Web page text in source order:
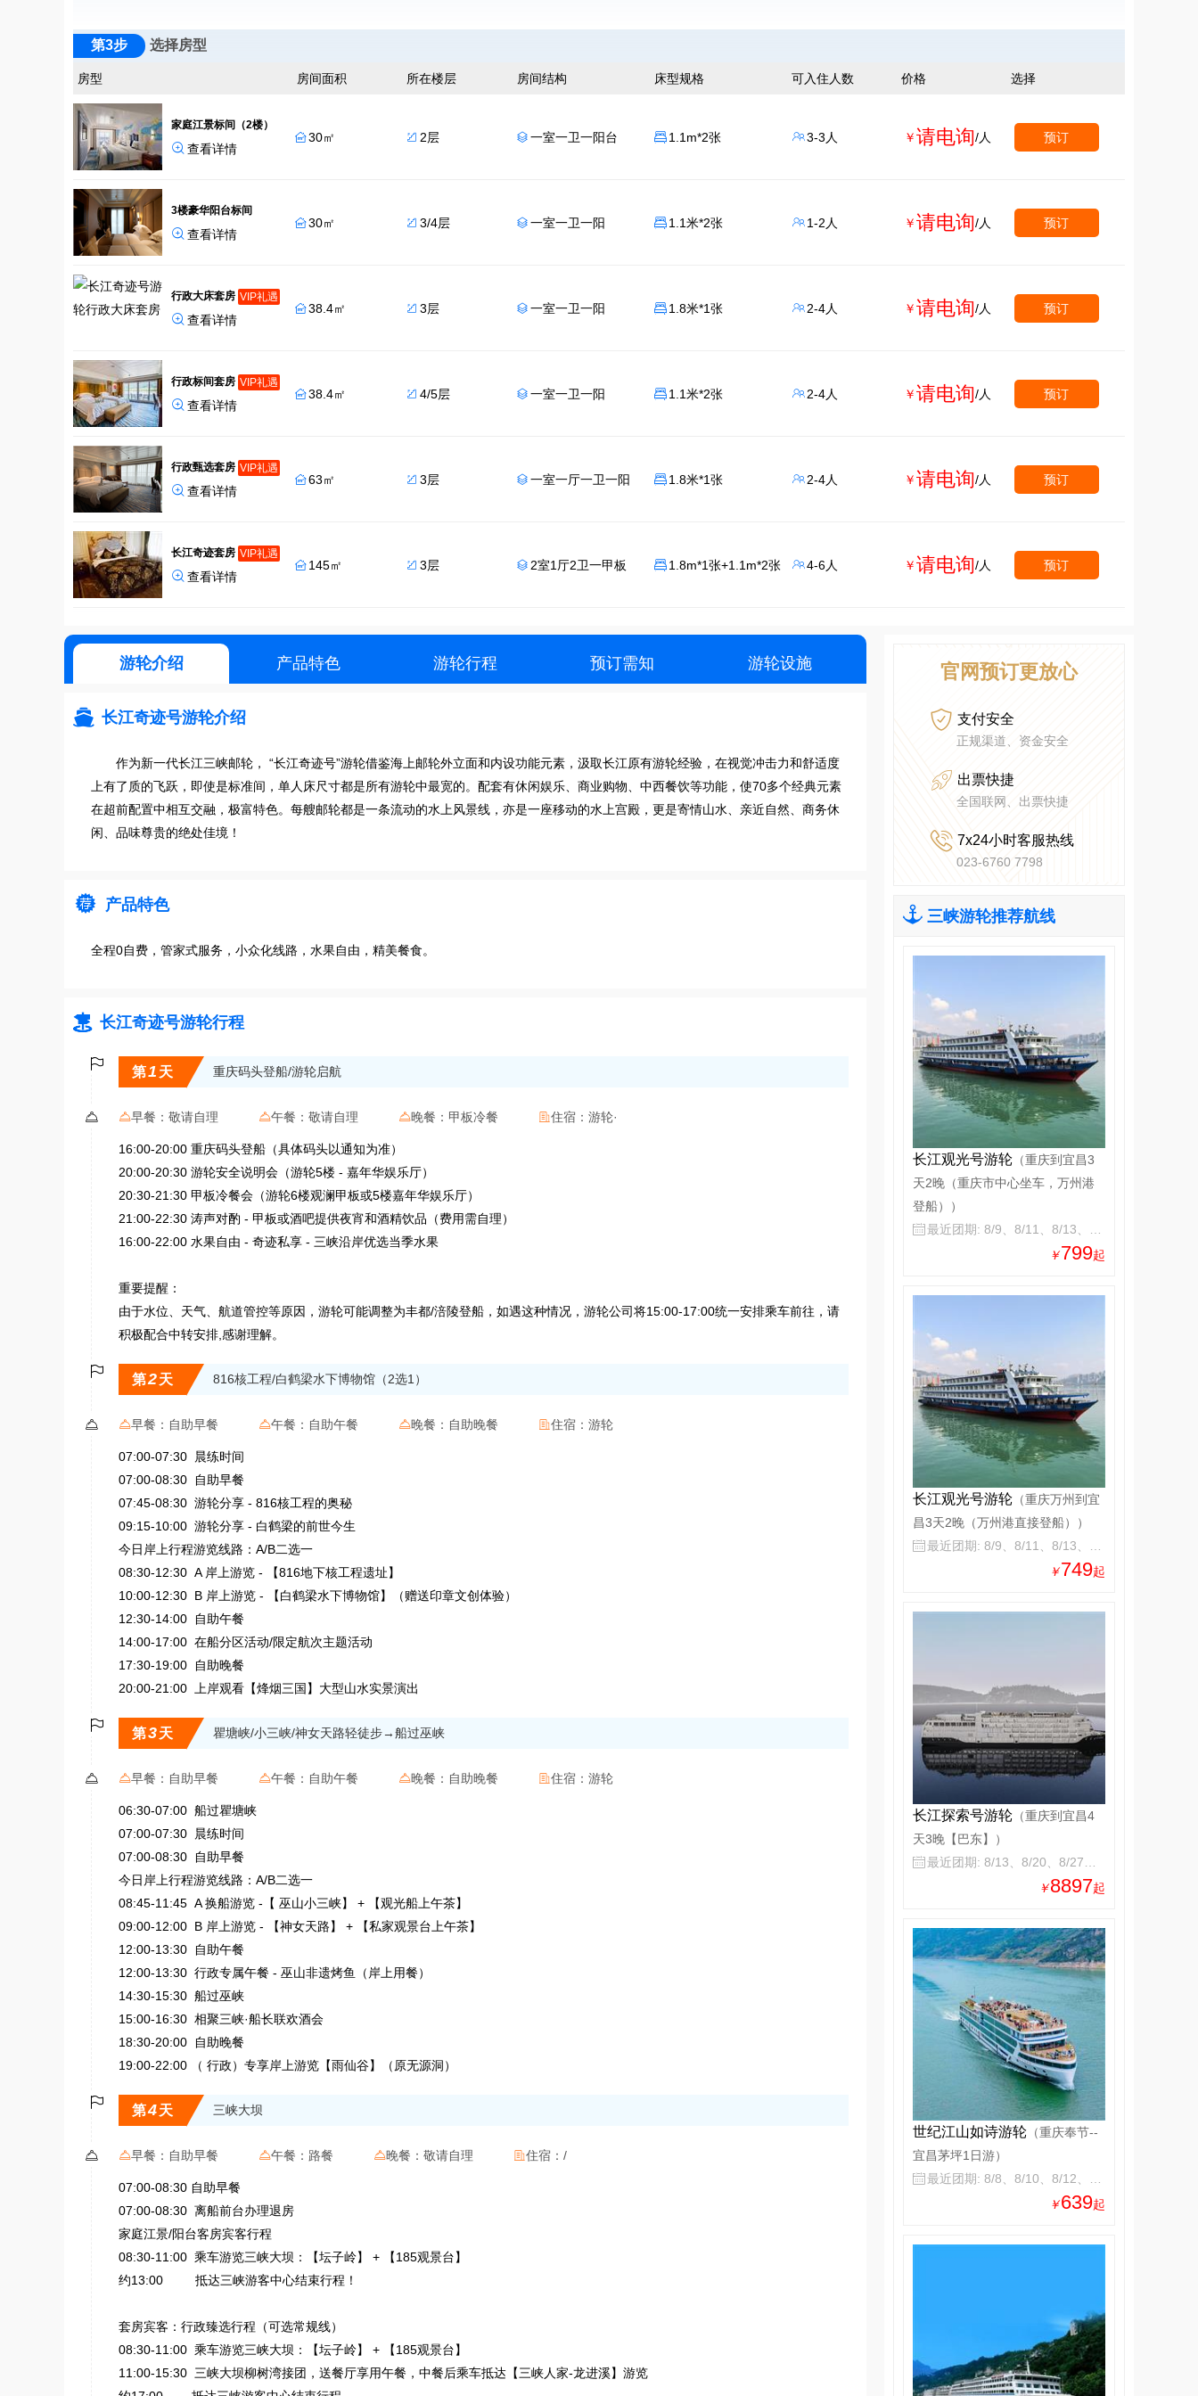
第3步 选择房型
房型 房间面积 所在楼层 房间结构 床型规格 可入住人数 价格 选择
家庭江景标间（2楼）
 查看详情
30㎡  2层  一室一卫一阳台  1.1m*2张 3-3人 ￥请电询/人 预订
3楼豪华阳台标间
 查看详情
30㎡  3/4层  一室一卫一阳  1.1米*2张  1-2人 ￥请电询/人 预订
行政大床套房 VIP礼遇
 查看详情
38.4㎡  3层  一室一卫一阳  1.8米*1张  2-4人 ￥请电询/人 预订
行政标间套房 VIP礼遇
 查看详情
38.4㎡  4/5层  一室一卫一阳  1.1米*2张  2-4人 ￥请电询/人 预订
行政甄选套房 VIP礼遇
 查看详情
63㎡  3层  一室一厅一卫一阳  1.8米*1张  2-4人 ￥请电询/人 预订
长江奇迹套房 VIP礼遇
 查看详情
 145㎡  3层  2室1厅2卫一甲板  1.8m*1张+1.1m*2张 4-6人 ￥请电询/人 预订
游轮介绍 产品特色 游轮行程 预订需知 游轮设施
 长江奇迹号游轮介绍
作为新一代长江三峡邮轮， “长江奇迹号”游轮借鉴海上邮轮外立面和内设功能元素，汲取长江原有游轮经验，在视觉冲击力和舒适度
上有了质的飞跃，即使是标准间，单人床尺寸都是所有游轮中最宽的。配套有休闲娱乐、商业购物、中西餐饮等功能，使70多个经典元素
在超前配置中相互交融，极富特色。每艘邮轮都是一条流动的水上风景线，亦是一座移动的水上宫殿，更是寄情山水、亲近自然、商务休
闲、品味尊贵的绝处佳境！
 产品特色
全程0自费，管家式服务，小众化线路，水果自由，精美餐食。
 长江奇迹号游轮行程

第1 天 重庆码头登船/游轮启航
 早餐： 敬请自理 午餐： 敬请自理 晚餐： 甲板冷餐 住宿： 游轮·
16:00-20:00 重庆码头登船（具体码头以通知为准）
20:00-20:30 游轮安全说明会（游轮5楼 - 嘉年华娱乐厅）
20:30-21:30 甲板冷餐会（游轮6楼观澜甲板或5楼嘉年华娱乐厅）
21:00-22:30 涛声对酌 - 甲板或酒吧提供夜宵和酒精饮品（费用需自理）
16:00-22:00 水果自由 - 奇迹私享 - 三峡沿岸优选当季水果
重要提醒：
由于水位、天气、航道管控等原因，游轮可能调整为丰都/涪陵登船，如遇这种情况，游轮公司将15:00-17:00统一安排乘车前往，请
积极配合中转安排,感谢理解。

第2天 816核工程/白鹤梁水下博物馆（2选1）
 早餐： 自助早餐 午餐： 自助午餐 晚餐： 自助晚餐 住宿： 游轮
07:00-07:30 晨练时间
07:00-08:30 自助早餐
07:45-08:30 游轮分享 - 816核工程的奥秘
09:15-10:00 游轮分享 - 白鹤梁的前世今生
今日岸上行程游览线路：A/B二选一
08:30-12:30 A 岸上游览 - 【816地下核工程遗址】
10:00-12:30 B 岸上游览 - 【白鹤梁水下博物馆】（赠送印章文创体验）
12:30-14:00 自助午餐
14:00-17:00 在船分区活动/限定航次主题活动
17:30-19:00 自助晚餐
20:00-21:00 上岸观看【烽烟三国】大型山水实景演出

第3天 瞿塘峡/小三峡/神女天路轻徒步→船过巫峡
 早餐： 自助早餐 午餐： 自助午餐 晚餐： 自助晚餐 住宿： 游轮
06:30-07:00 船过瞿塘峡
07:00-07:30 晨练时间
07:00-08:30 自助早餐
今日岸上行程游览线路：A/B二选一
08:45-11:45 A 换船游览 -【 巫山小三峡】 + 【观光船上午茶】
09:00-12:00 B 岸上游览 - 【神女天路】 + 【私家观景台上午茶】
12:00-13:30 自助午餐
12:00-13:30 行政专属午餐 - 巫山非遗烤鱼（岸上用餐）
14:30-15:30 船过巫峡
15:00-16:30 相聚三峡·船长联欢酒会
18:30-20:00 自助晚餐
19:00-22:00 （ 行政）专享岸上游览【雨仙谷】（原无源洞）

第4天 三峡大坝
 早餐： 自助早餐 午餐： 路餐 晚餐： 敬请自理 住宿： /
07:00-08:30 自助早餐
07:00-08:30 离船前台办理退房
家庭江景/阳台客房宾客行程
08:30-11:00 乘车游览三峡大坝：【坛子岭】 + 【185观景台】
约13:00 抵达三峡游客中心结束行程！
套房宾客：行政臻选行程（可选常规线）
08:30-11:00 乘车游览三峡大坝：【坛子岭】 + 【185观景台】
11:00-15:30 三峡大坝柳树湾接团，送餐厅享用午餐，中餐后乘车抵达【三峡人家-龙进溪】游览
官网预订更放心
 支付安全
正规渠道、资金安全
 出票快捷
全国联网、出票快捷
 7x24小时客服热线
023-6760 7798
 三峡游轮推荐航线
长江观光号游轮 （重庆到宜昌3
天2晚（重庆市中心坐车，万州港
登船））
 最近团期: 8/9、8/11、8/13、8/15
￥799起
长江观光号游轮 （重庆万州到宜
昌3天2晚（万州港直接登船））
 最近团期: 8/9、8/11、8/13、8/15
￥749起
长江探索号游轮 （重庆到宜昌4
天3晚【巴东】）
 最近团期: 8/13、8/20、8/27、9/3
￥8897起
世纪江山如诗游轮 （重庆奉节--
宜昌茅坪1日游）
 最近团期: 8/8、8/10、8/12、8/14
￥639起